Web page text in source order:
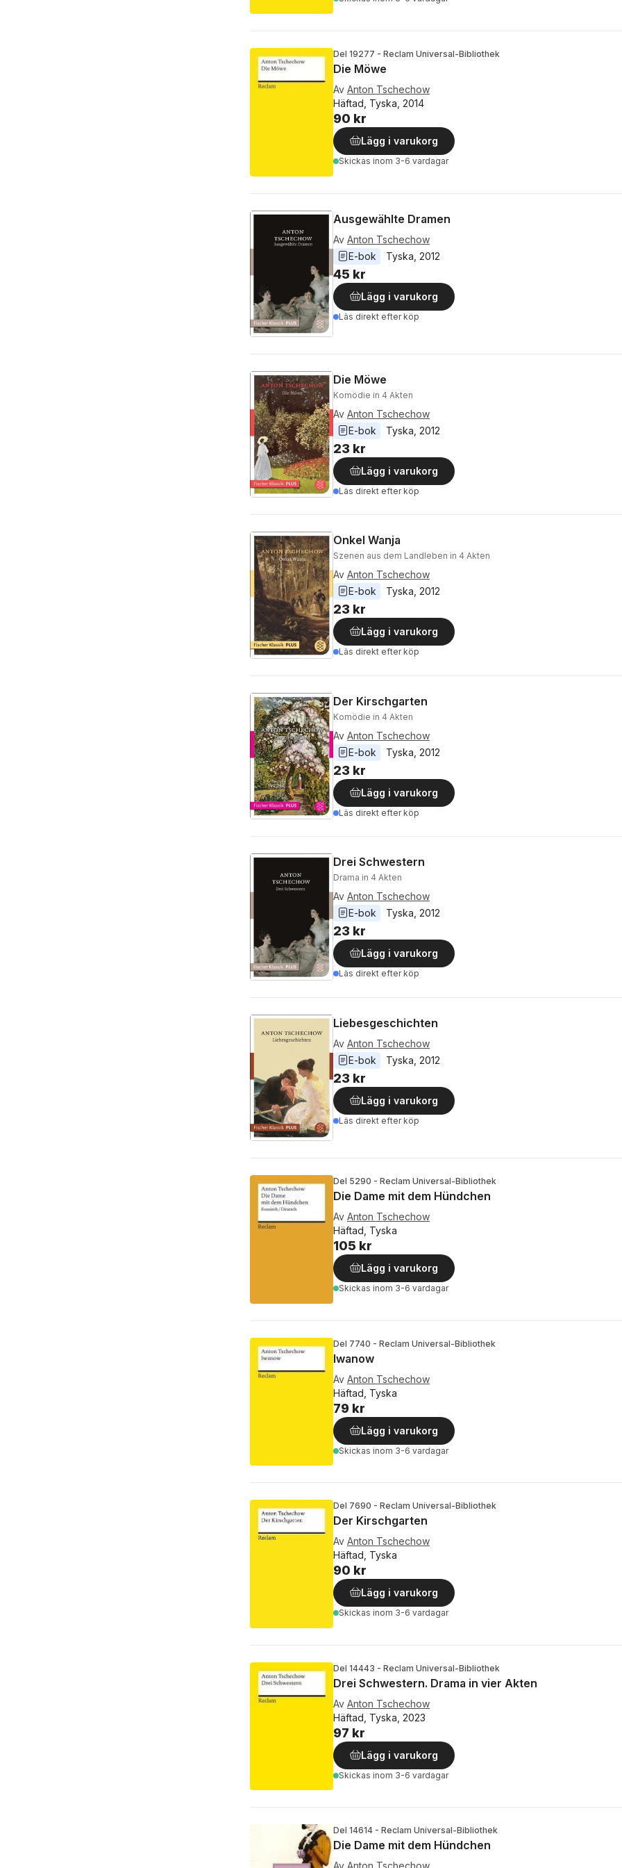
Del 19277 - Reclam Universal-Bibliothek
Die Möwe
Av Anton Tschechow
Häftad, Tyska, 2014
90 kr
Lägg i varukorg
Skickas inom 3-6 vardagar
Ausgewählte Dramen
Av Anton Tschechow
E-bok
Tyska 2012
45 kr
Lägg i varukorg
Läs direkt efter köp
Die Möwe
Komödie in 4 Akten
Av Anton Tschechow
E-bok
Tyska 2012
23 kr
Lägg i varukorg
Läs direkt efter köp
Onkel Wanja
Szenen aus dem Landleben in 4 Akten
Av Anton Tschechow
E-bok
Tyska, 2012
23 kr
Lägg i varukorg
Läs direkt efter köp
Der Kirschgarten
Komödie in 4 Akten
Av Anton Tschechow
E-bok
Tyska 2012
23 kr
Lägg i varukorg
Läs direkt efter köp
Drei Schwestern
Drama in 4 Akten
Av Anton Tschechow
E-bok
Tyska 2012
23 kr
Lägg i varukorg
Läs direkt efter köp
Liebesgeschichten
Av Anton Tschechow
E-bok
Tyska 2012
23 kr
Lägg i varukorg
Läs direkt efter köp
Del 5290 - Reclam Universal-Bibliothek
Die Dame mit dem Hündchen
Av Anton Tschechow
Häftad, Tyska
105 kr
Lägg i varukorg
Skickas inom 3-6 vardagar
Del 7740 - Reclam Universal-Bibliothek
Iwanow
Av Anton Tschechow
Häftad, Tyska
79 kr
Lägg i varukorg
Skickas inom 3-6 vardagar
Del 7690 - Reclam Universal-Bibliothek
Der Kirschgarten
Av Anton Tschechow
Häftad, Tyska
90 kr
Lägg i varukorg
Skickas inom 3-6 vardagar
Del 14443 - Reclam Universal-Bibliothek
Drei Schwestern. Drama in vier Akten
Av Anton Tschechow
Häftad, Tyska, 2023
97 kr
Lägg i varukorg
Skickas inom 3-6 vardagar
Del 14614 - Reclam Universal-Bibliothek
Die Dame mit dem Hündchen